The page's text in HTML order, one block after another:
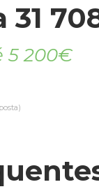
31
5 200€